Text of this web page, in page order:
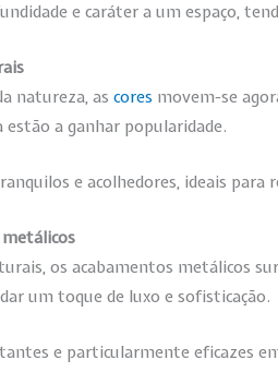
e caráter a um espaço,
natureza, ascores movem-se
a ganhar popularidade.
e acolhedores, ideais
os acabamentos metálicos
um toque de luxo e sofisticação.
e particularmente eficazes